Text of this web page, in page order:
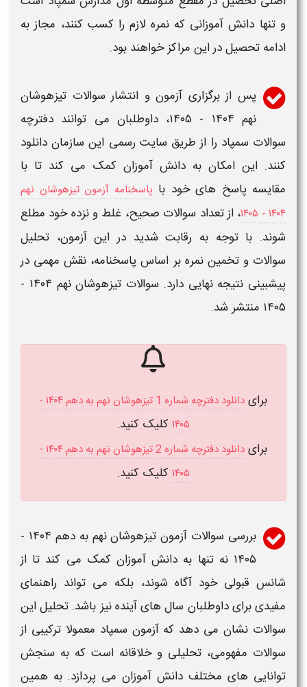
و تنها دانش آموزانی که نمره لازم را کسب کنند، مجاز به
ادامه تحصیل در این مراکز خواهند بود.
پس از برگزاری آزمونو انتشارسوالات تیزهوشان
نهم ۱۴۰۴ - ۱۴۰۵،
داوطلبان می توانند دفترچه
سوالات سمپاد را از طریق سایت رسمی این سازمان دانلود
کنند. این امکان به دانش آموزان کمک می کند تا با
مقایسه پاسخ های خود با پاسخنامه آزمون تیزهوشان نهم
۱۴۰۴ - ۱۴۰۵
، از تعداد سوالات صحیح، غلط و نزده خود مطلع
شوند. با توجه به رقابت شدید در اینآزمون، تحلیل
سوالاتو تخمین نمره بر اساس پاسخنامه، نقش مهمی در
پیشبینی نتیجه نهایی دارد.
سوالات تیزهوشان نهم ۱۴۰۴ -
۱۴۰۵ منتشر شد.
برای
دانلود دفترچه شماره 1 تیزهوشان نهم به دهم ۱۴۰۴ -
۱۴۰۵ کلیک کنید.
برای
دانلود دفترچه شماره 2 تیزهوشان نهم به دهم ۱۴۰۴ -
۱۴۰۵ کلیک کنید.
بررسی
سوالات آزمون تیزهوشان نهم به دهم ۱۴۰۴ -
۱۴۰۵ نه تنها به دانش آموزان کمک می کند تا از
شانس قبولی خود آگاه شوند، بلکه می تواند راهنمای
مفیدی برای داوطلبان سال های آینده نیز باشد. تحلیل این
سوالات نشان می دهد کهآزمون سمپاد معمولا ترکیبی از
سوالات مفهومی، تحلیلی و خلاقانه است که به سنجش
توانایی های مختلف دانش آموزان می پردازد. به همین